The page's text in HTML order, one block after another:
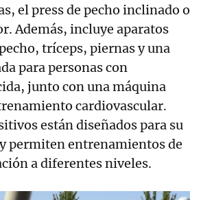
el press de pecho inclinado o
Además, incluye aparatos
tríceps, piernas y una
para personas con
junto con una máquina
cardiovascular.
están diseñados para su
permiten entrenamientos de
a diferentes niveles.